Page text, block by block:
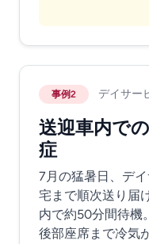
事例2 デイサー
送迎車内で
症
7月の猛暑日、デ
宅まで順次送り届
内で約50分間待機
後部座席まで冷気